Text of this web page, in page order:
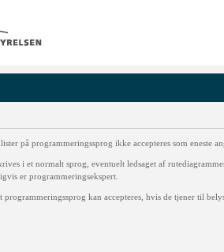
på programmeringssprog ikke accepteres som eneste
i et normalt sprog, eventuelt ledsaget af
er programmeringsekspert.
kan accepteres, hvis de tjener til